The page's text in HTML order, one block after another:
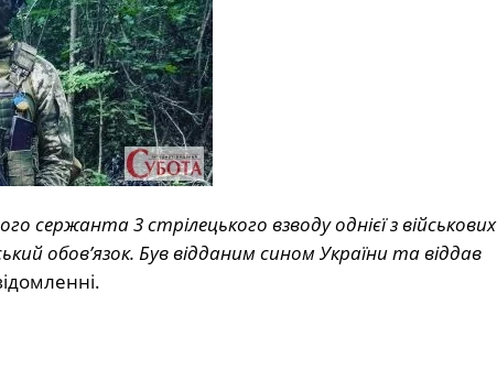
сержанта 3 стрілецького взводу однієї з військових
обов’язок. Був відданим сином України та віддав